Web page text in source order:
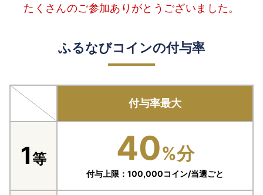
たくさんのご参加ありがとうございました。
ふるなびコインの付与率
付与率最大
1等 40%分
付与上限：100,000コイン/当選ごと